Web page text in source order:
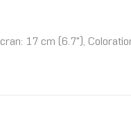
17 cm (6.7"),